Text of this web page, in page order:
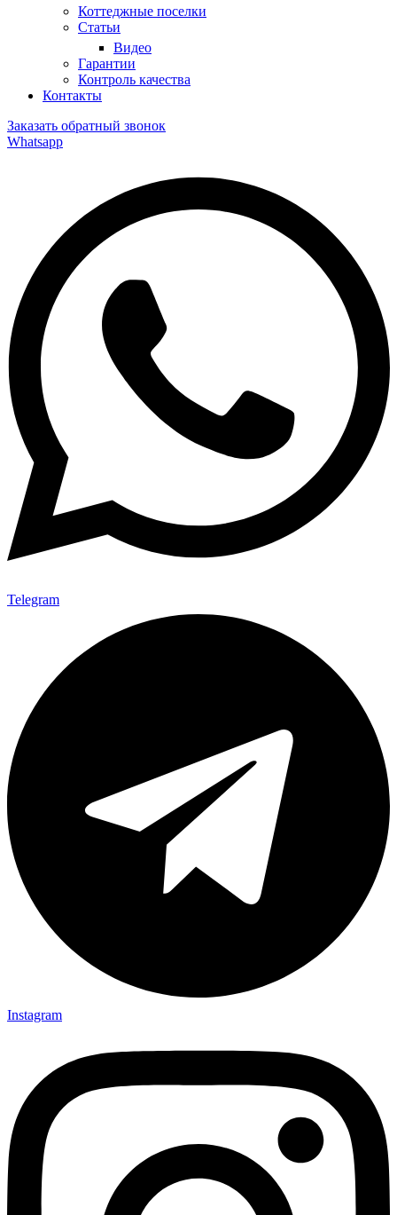
Коттеджные поселки
Статьи
Видео
Гарантии
Контроль качества
Контакты
Заказать обратный звонок
Whatsapp
Telegram
Instagram